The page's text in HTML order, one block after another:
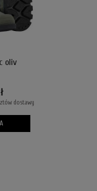
oliv
dostawy